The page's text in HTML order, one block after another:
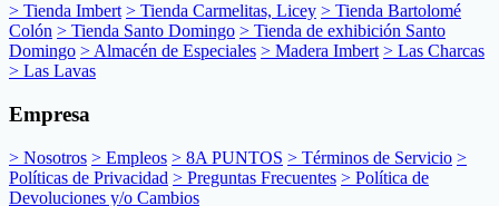
> Tienda Imbert > Tienda Carmelitas, Licey > Tienda Bartolomé
Colón > Tienda Santo Domingo > Tienda de exhibición Santo
Domingo > Almacén de Especiales > Madera Imbert > Las Charcas
> Las Lavas
Empresa
> Nosotros > Empleos > 8A PUNTOS > Términos de Servicio >
Políticas de Privacidad > Preguntas Frecuentes > Política de
Devoluciones y/o Cambios